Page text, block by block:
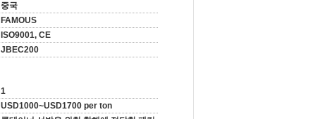
중국
FAMOUS
ISO9001, CE
JBEC200
1
USD1000~USD1700 per ton